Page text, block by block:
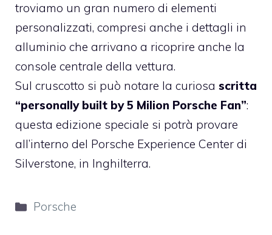
troviamo un gran numero di elementi
personalizzati, compresi anche i dettagli in
alluminio che arrivano a ricoprire anche la
console centrale della vettura.
Sul cruscotto si può notare la curiosa scritta
“personally built by 5 Milion Porsche Fan”:
questa edizione speciale si potrà provare
all’interno del Porsche Experience Center di
Silverstone, in Inghilterra.
Categorie
Porsche